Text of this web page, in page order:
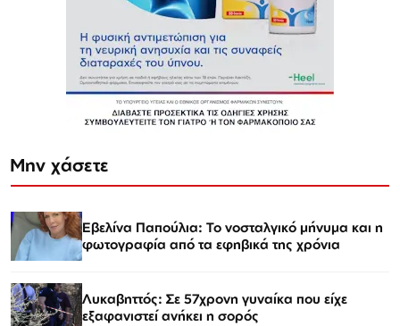
Μην χάσετε
Εβελίνα Παπούλια: Το νοσταλγικό μήνυμα και η
φωτογραφία από τα εφηβικά της χρόνια
Λυκαβηττός: Σε 57χρονη γυναίκα που είχε
εξαφανιστεί ανήκει η σορός